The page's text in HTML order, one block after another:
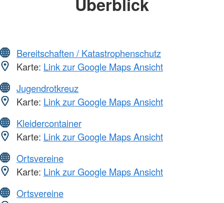
Bereitschaften / Katastrophenschutz
Karte: Link zur Google Maps Ansicht
Jugendrotkreuz
Karte: Link zur Google Maps Ansicht
Kleidercontainer
Karte: Link zur Google Maps Ansicht
Ortsvereine
Karte: Link zur Google Maps Ansicht
Ortsvereine